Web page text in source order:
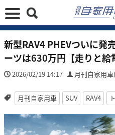
新型RAV4 PHEVついに発
ーツは630万円【走りと給
2026/02/19 14:17 月刊自家用
月刊自家用車 SUV RAV4